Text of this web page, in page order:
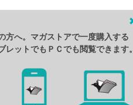
方へ。マガストアで一度購入する
レットでもＰＣでも閲覧できます。